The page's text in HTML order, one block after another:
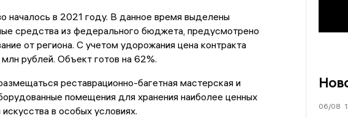
началось в 2021 году. В данное время выделены
средства из федерального бюджета, предусмотрено
от региона. С учетом удорожания цена контракта
рублей. Объект готов на 62%.
реставрационно-багетная мастерская и
помещения для хранения наиболее ценных
в особых условиях.
06/08